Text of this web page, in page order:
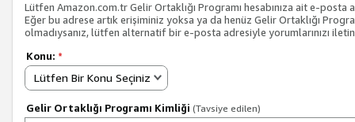
Lütfen Amazon.com.tr Gelir Ortaklığı Programı hesabınıza ait e-posta
Eğer bu adrese artık erişiminiz yoksa ya da henüz Gelir Ortaklığı
olmadıysanız, lütfen alternatif bir e-posta adresiyle yorumlarınızı
Konu: *
Lütfen Bir Konu Seçiniz
Gelir Ortaklığı Programı Kimliği (Tavsiye edilen)